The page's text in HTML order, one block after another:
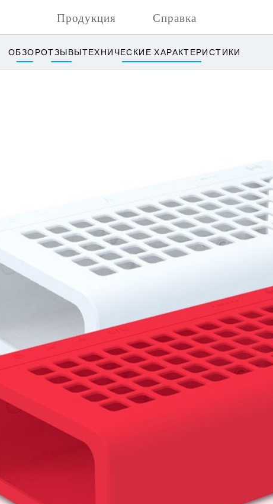
Продукция Справка
ОБЗОРОТЗЫВЫТЕХНИЧЕСКИЕ ХАРАКТЕРИСТИКИ